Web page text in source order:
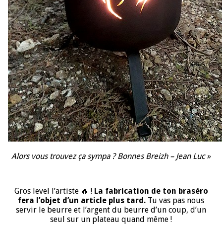
Alors vous trouvez ça sympa ? Bonnes Breizh – Jean Luc »
Gros level l’artiste 🔥 ! La fabrication de ton braséro
fera l’objet d’un article plus tard. Tu vas pas nous
servir le beurre et l’argent du beurre d’un coup, d’un
seul sur un plateau quand même !